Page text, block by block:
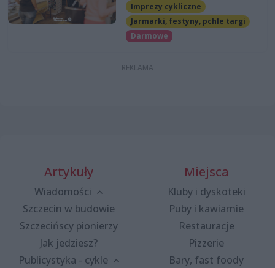
Imprezy cykliczne
Jarmarki, festyny, pchle targi
Darmowe
Artykuły
Wiadomości
Szczecin w budowie
Szczecińscy pionierzy
Jak jedziesz?
Publicystyka - cykle
Miejsca
Kluby i dyskoteki
Puby i kawiarnie
Restauracje
Pizzerie
Bary, fast foody